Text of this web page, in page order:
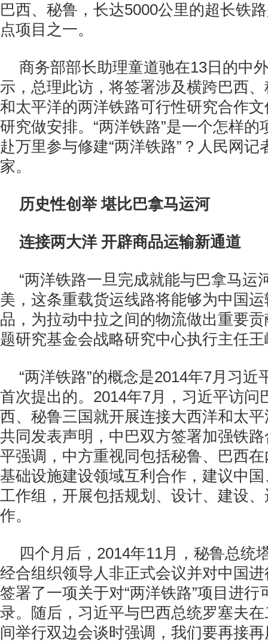
巴西、秘鲁，长达5000公里的超长铁
点项目之一。
商务部部长助理童道驰在13日的中
示，总理此访，将签署涉及横跨巴西
和太平洋的两洋铁路可行性研究合作
研究做安排。“两洋铁路”是一个怎样的
赴万里参与修建“两洋铁路”？人民网记
家。
历史性创举 堪比巴拿马运河
连接两大洋 开辟商品运输新通道
“两洋铁路一旦完成就能与巴拿马运
美，这条重载货运线路将能够为中国
品，为拉动中拉之间的物流做出重要
题研究基金会战略研究中心执行主任
“两洋铁路”的概念是2014年7月习近
首次提出的。2014年7月，习近平访问
西、秘鲁三国就开展连接大西洋和太
共同发表声明，中巴双方签署加强铁
平强调，中方重视同包括秘鲁、巴西
基础设施建设领域互利合作，建议中
工作组，开展包括规划、设计、建设
作。
四个月后，2014年11月，秘鲁总统
经合组织领导人非正式会议并对中国
签署了一项关于对“两洋铁路”项目进行
录。随后，习近平与巴西总统罗塞夫
间举行双边会谈时强调，我们要再接